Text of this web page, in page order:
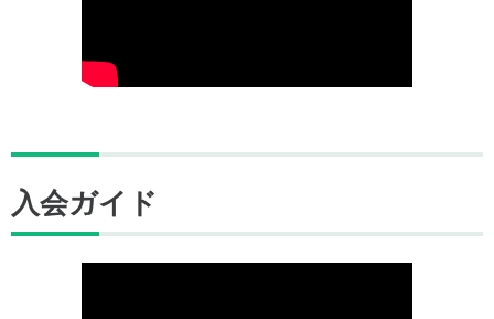
入会ガイド